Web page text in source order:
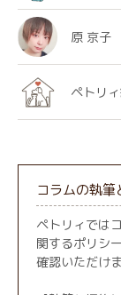
原 京子
ペトリ
コラムの執
ペトリィでは
関するポリシ
確認いただけま